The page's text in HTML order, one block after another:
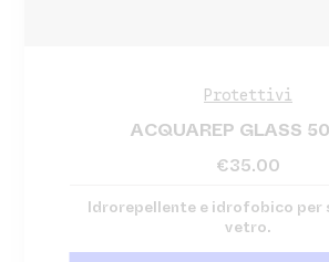
Protettivi
ACQUAREP GLASS
€35.00
Idrorepellente e idrofobico per
vetro.